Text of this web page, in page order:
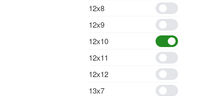
12х8
12х9
12х10
12х11
12х12
13х7